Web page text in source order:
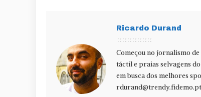
Ricardo Durand
Começou no jornalismo
táctil e praias selvagens
em busca dos melhores
rdurand@trendy.fidemo.pt